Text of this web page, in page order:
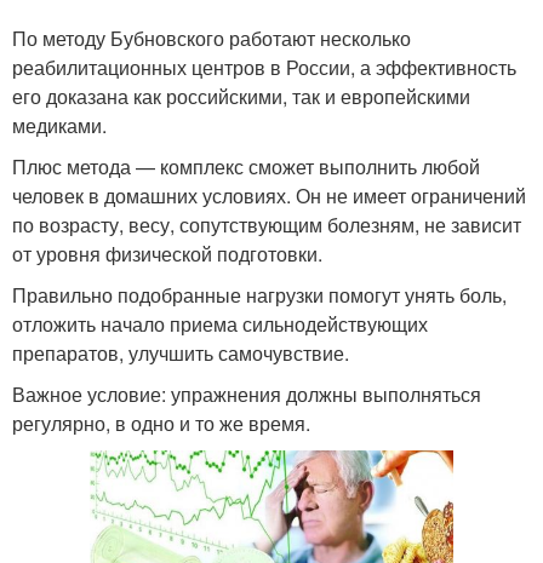
По методу Бубновского работают несколько
реабилитационных центров в России, а эффективность
его доказана как российскими, так и европейскими
медиками.
Плюс метода — комплекс сможет выполнить любой
человек в домашних условиях. Он не имеет ограничений
по возрасту, весу, сопутствующим болезням, не зависит
от уровня физической подготовки.
Правильно подобранные нагрузки помогут унять боль,
отложить начало приема сильнодействующих
препаратов, улучшить самочувствие.
Важное условие: упражнения должны выполняться
регулярно, в одно и то же время.